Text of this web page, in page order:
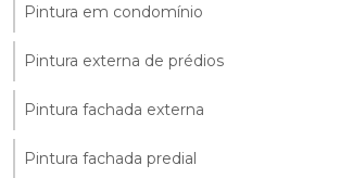
Pintura em condomínio
Pintura externa de prédios
Pintura fachada externa
Pintura fachada predial